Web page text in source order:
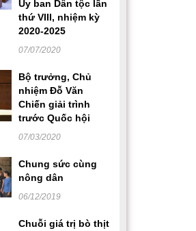
Ủy ban Dân tộc lần
thứ VIII, nhiệm kỳ
2020-2025
07/07/2020
Bộ trưởng, Chủ
nhiệm Đỗ Văn
Chiến giải trình
trước Quốc hội
07/03/2020
Chung sức cùng
nông dân
06/12/2019
Chuỗi giá trị bò thịt